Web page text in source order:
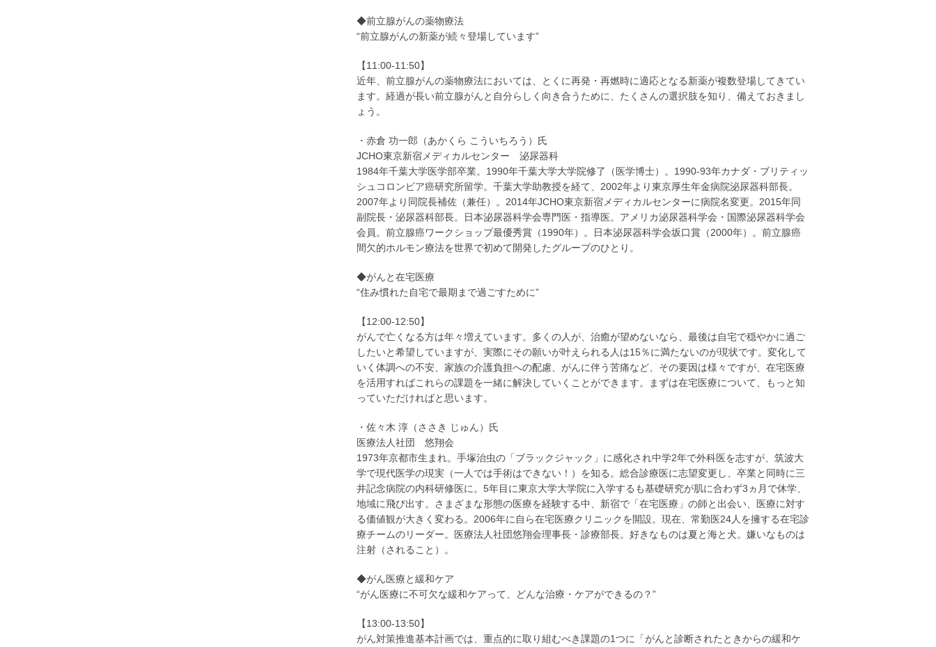
◆前立腺がんの薬物療法
“前立腺がんの新薬が続々登場しています”
【11:00-11:50】
近年、前立腺がんの薬物療法においては、とくに再発・再燃時に適応となる新薬が複数登場してきてい
ます。経過が長い前立腺がんと自分らしく向き合うために、たくさんの選択肢を知り、備えておきまし
ょう。
・赤倉 功一郎（あかくら こういちろう）氏
JCHO東京新宿メディカルセンター 泌尿器科
1984年千葉大学医学部卒業。1990年千葉大学大学院修了（医学博士）。1990-93年カナダ・ブリティッ
シュコロンビア癌研究所留学。千葉大学助教授を経て、2002年より東京厚生年金病院泌尿器科部長。
2007年より同院長補佐（兼任）。2014年JCHO東京新宿メディカルセンターに病院名変更。2015年同
副院長・泌尿器科部長。日本泌尿器科学会専門医・指導医。アメリカ泌尿器科学会・国際泌尿器科学会
会員。前立腺癌ワークショップ最優秀賞（1990年）。日本泌尿器科学会坂口賞（2000年）。前立腺癌
間欠的ホルモン療法を世界で初めて開発したグループのひとり。
◆がんと在宅医療
“住み慣れた自宅で最期まで過ごすために”
【12:00-12:50】
がんで亡くなる方は年々増えています。多くの人が、治癒が望めないなら、最後は自宅で穏やかに過ご
したいと希望していますが、実際にその願いが叶えられる人は15％に満たないのが現状です。変化して
いく体調への不安、家族の介護負担への配慮、がんに伴う苦痛など、その要因は様々ですが、在宅医療
を活用すればこれらの課題を一緒に解決していくことができます。まずは在宅医療について、もっと知
っていただければと思います。
・佐々木 淳（ささき じゅん）氏
医療法人社団 悠翔会
1973年京都市生まれ。手塚治虫の「ブラックジャック」に感化され中学2年で外科医を志すが、筑波大
学で現代医学の現実（一人では手術はできない！）を知る。総合診療医に志望変更し、卒業と同時に三
井記念病院の内科研修医に。5年目に東京大学大学院に入学するも基礎研究が肌に合わず3ヵ月で休学、
地域に飛び出す。さまざまな形態の医療を経験する中、新宿で「在宅医療」の師と出会い、医療に対す
る価値観が大きく変わる。2006年に自ら在宅医療クリニックを開設。現在、常勤医24人を擁する在宅診
療チームのリーダー。医療法人社団悠翔会理事長・診療部長。好きなものは夏と海と犬。嫌いなものは
注射（されること）。
◆がん医療と緩和ケア
“がん医療に不可欠な緩和ケアって、どんな治療・ケアができるの？”
【13:00-13:50】
がん対策推進基本計画では、重点的に取り組むべき課題の1つに「がんと診断されたときからの緩和ケ